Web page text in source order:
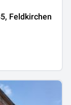
Feldkirchen